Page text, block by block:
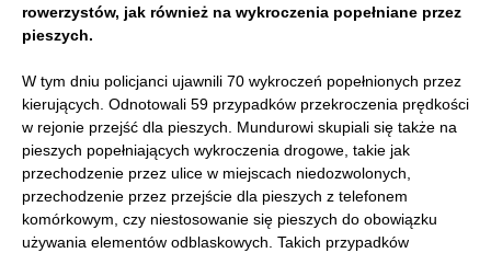
rowerzystów, jak również na wykroczenia popełniane przez
pieszych.
W tym dniu policjanci ujawnili 70 wykroczeń popełnionych przez
kierujących. Odnotowali 59 przypadków przekroczenia prędkości
w rejonie przejść dla pieszych. Mundurowi skupiali się także na
pieszych popełniających wykroczenia drogowe, takie jak
przechodzenie przez ulice w miejscach niedozwolonych,
przechodzenie przez przejście dla pieszych z telefonem
komórkowym, czy niestosowanie się pieszych do obowiązku
używania elementów odblaskowych. Takich przypadków